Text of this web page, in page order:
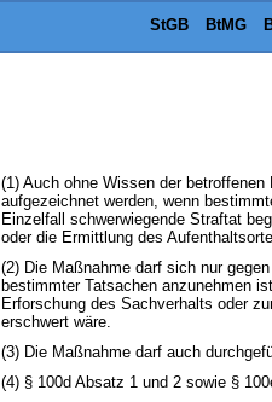
StGB BtMG
(1) Auch ohne Wissen der
aufgezeichnet werden, wenn
Einzelfall schwerwiegende Straftat
oder die Ermittlung des
(2) Die Maßnahme darf sich nur
bestimmter Tatsachen anzunehmen
Erforschung des Sachverhalts oder
erschwert wäre.
(3) Die Maßnahme darf auch
(4) § 100d Absatz 1 und 2 sowie §